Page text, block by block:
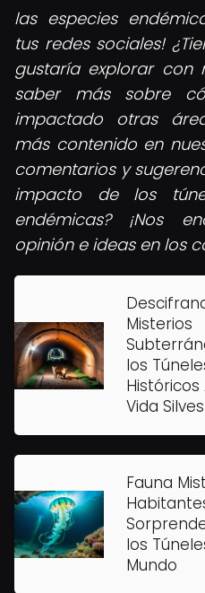
las especies
tus redes sociales!
gustaría explorar con
saber más sobre
impactado otras
más contenido en
comentarios y
impacto de los
endémicas? ¡Nos
opinión e ideas en los
Misterios
los
Vida
Fauna
los
Mundo